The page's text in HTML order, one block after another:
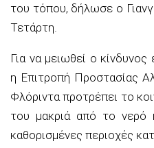
του τόπου, δήλωσε ο
Τετάρτη.
Για να μειωθεί ο
η Επιτροπή Προστασίας
Φλόριντα προτρέπει το
του μακριά από το νερό
καθορισμένες περιοχές